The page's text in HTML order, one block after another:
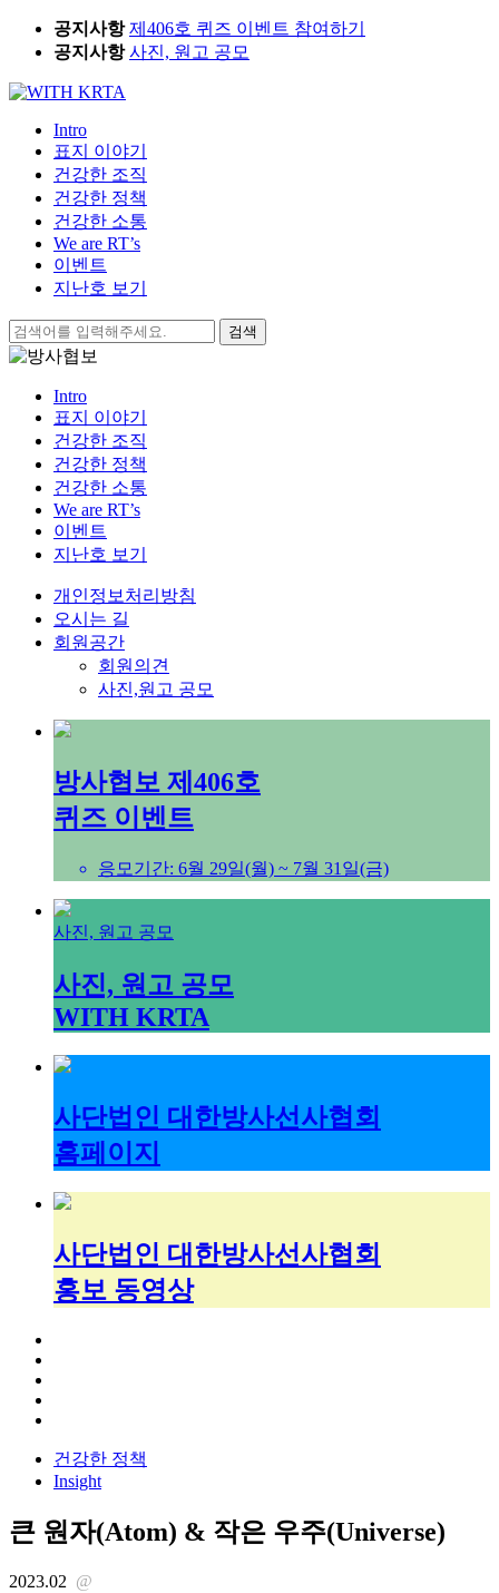
Skip
content
공지사항 제406호 퀴즈 이벤트 참여하기
공지사항 사진, 원고 공모
Intro
표지 이야기
건강한 조직
건강한 정책
건강한 소통
We are RT’s
이벤트
지난호 보기
검
색:
Intro
표지 이야기
건강한 조직
건강한 정책
건강한 소통
We are RT’s
이벤트
지난호 보기
개인정보처리방침
오시는 길
회원공간
회원의견
사진,원고 공모
방사협보 제406호
퀴즈 이벤트
응모기간: 6월 29일(월) ~ 7월 31일(금)
사진, 원고 공모
사진, 원고 공모
WITH KRTA
사단법인 대한방사선사협회
홈페이지
사단법인 대한방사선사협회
홍보 동영상
건강한 정책
Insight
큰 원자(Atom) & 작은 우주(Universe)
2023.02 @